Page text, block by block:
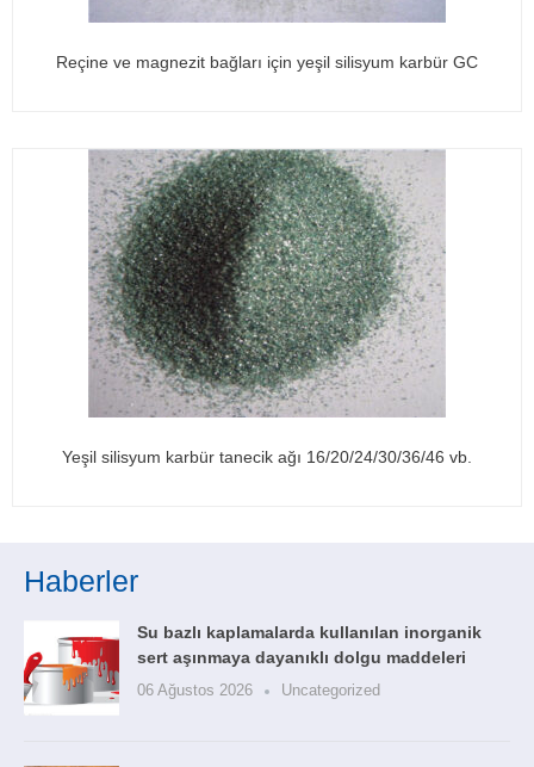
Reçine ve magnezit bağları için yeşil silisyum karbür GC
Yeşil silisyum karbür tanecik ağı 16/20/24/30/36/46 vb.
Haberler
Su bazlı kaplamalarda kullanılan inorganik
sert aşınmaya dayanıklı dolgu maddeleri
06 Ağustos 2026 Uncategorized